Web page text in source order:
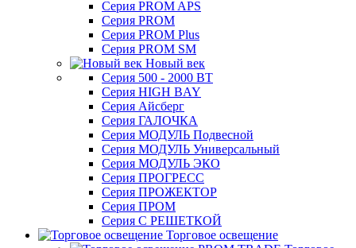
Серия PROM APS
Серия PROM
Серия PROM Plus
Серия PROM SM
Новый век
Серия 500 - 2000 ВТ
Серия HIGH BAY
Серия Айсберг
Серия ГАЛОЧКА
Серия МОДУЛЬ Подвесной
Серия МОДУЛЬ Универсальный
Серия МОДУЛЬ ЭКО
Серия ПРОГРЕСС
Серия ПРОЖЕКТОР
Серия ПРОМ
Серия С РЕШЕТКОЙ
Торговое освещение